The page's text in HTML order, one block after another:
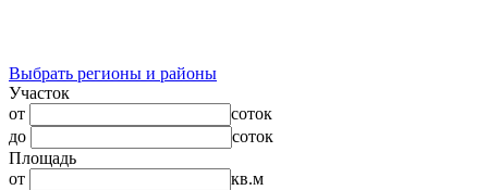
Выбрать регионы и районы
Участок
от
соток
до
соток
Площадь
от
кв.м